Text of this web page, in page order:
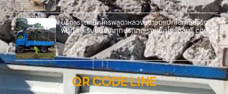
บริการรถแม็คโครพลูตาหลวง เช่ารถแบคโฮเคลียร์ริ่ง
พื้นที่ และรับขนขยะทุกประเภท รถแม็คโครชลบุรี.com
QR CODE LINE